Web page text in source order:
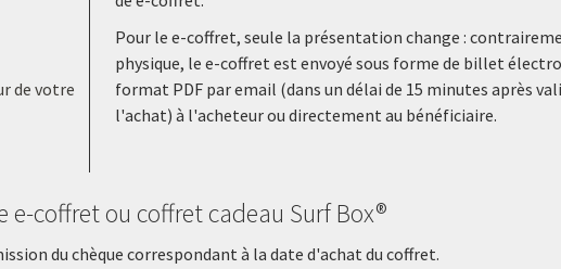
de votre
Pour le e-coffret, seule la présentation change :
physique, le e-coffret est envoyé sous forme de billet
format PDF par email (dans un délai de 15 minutes après
l'achat) à l'acheteur ou directement au bénéficiaire.
e-coffret ou coffret cadeau Surf Box®
du chèque correspondant à la date d'achat du coffret.